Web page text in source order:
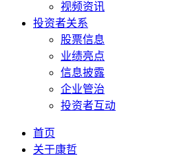
视频资讯
投资者关系
股票信息
业绩亮点
信息披露
企业管治
投资者互动
首页
关于康哲